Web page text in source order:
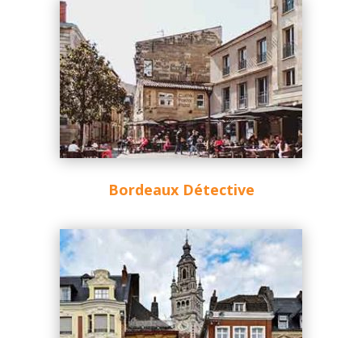
Bordeaux Détective